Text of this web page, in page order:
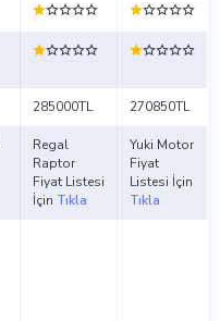
285000TL 270850TL
Regal
Raptor
Fiyat Listesi
İçin Tıkla
Yuki Motor
Fiyat
Listesi İçin
Tıkla